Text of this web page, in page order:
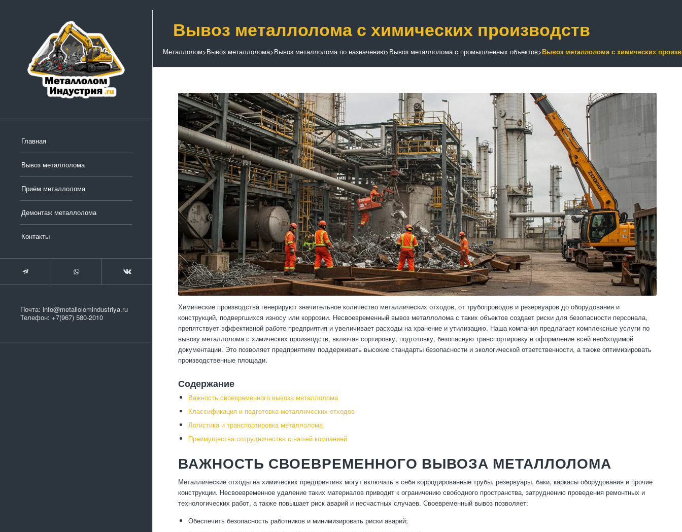
Главная
Вывоз металлолома
Приём металлолома
Демонтаж металлолома
Контакты
Почта: info@metallolomindustriya.ru
Телефон: +7(967) 580-2010
Вывоз металлолома с химических производств
Металлолом>Вывоз металлолома>Вывоз металлолома по назначению>Вывоз металлолома с промышленных объектов>Вывоз металлолома с химических
Химические производства генерируют значительное количество металлических отходов, от трубопроводов и резервуаров до оборудования и
конструкций, подвергшихся износу или коррозии. Несвоевременный вывоз металлолома с таких объектов создает риски для безопасности персонала,
препятствует эффективной работе предприятия и увеличивает расходы на хранение и утилизацию. Наша компания предлагает комплексные услуги по
вывозу металлолома с химических производств, включая сортировку, подготовку, безопасную транспортировку и оформление всей необходимой
документации. Это позволяет предприятиям поддерживать высокие стандарты безопасности и экологической ответственности, а также оптимизировать
производственные площади.
Содержание
Важность своевременного вывоза металлолома
Классификация и подготовка металлических отходов
Логистика и транспортировка металлолома
Преимущества сотрудничества с нашей компанией
ВАЖНОСТЬ СВОЕВРЕМЕННОГО ВЫВОЗА МЕТАЛЛОЛОМА
Металлические отходы на химических предприятиях могут включать в себя корродированные трубы, резервуары, баки, каркасы оборудования и прочие
конструкции. Несвоевременное удаление таких материалов приводит к ограничению свободного пространства, затруднению проведения ремонтных и
технологических работ, а также повышает риск аварий и несчастных случаев. Своевременный вывоз позволяет:
Обеспечить безопасность работников и минимизировать риски аварий;